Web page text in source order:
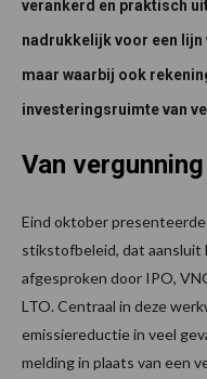
verankerd en praktisch
nadrukkelijk voor een
maar waarbij ook
investeringsruimte van
Van
Eind oktober
stikstofbeleid, dat aansluit
afgesproken door IPO,
LTO. Centraal in deze
emissiereductie in veel
melding in plaats van een